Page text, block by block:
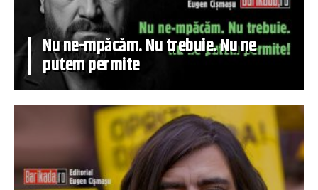
Nu ne-mpăcăm. Nu trebuie. Nu ne
putem permite